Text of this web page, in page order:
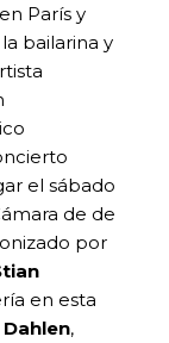
París y
bailarina y
el sábado
de de
por
en esta
,